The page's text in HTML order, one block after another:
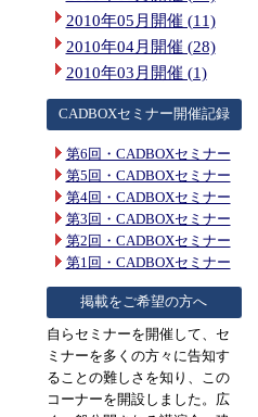
2010年05月開催 (11)
2010年04月開催 (28)
2010年03月開催 (1)
CADBOXセミナー開催記録
第6回・CADBOXセミナー
第5回・CADBOXセミナー
第4回・CADBOXセミナー
第3回・CADBOXセミナー
第2回・CADBOXセミナー
第1回・CADBOXセミナー
掲載をご希望の方へ
自らセミナーを開催して、セ
ミナーを多くの方々に告知す
ることの難しさを知り、この
コーナーを開設しました。広